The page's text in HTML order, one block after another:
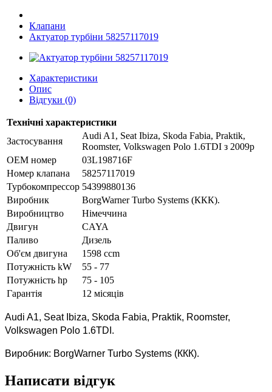
Клапани
Актуатор турбіни 58257117019
Характеристики
Опис
Відгуки (0)
Технічні характеристики
Застосування
Audi A1, Seat Ibiza, Skoda Fabia, Praktik,
Roomster, Volkswagen Polo 1.6TDI з 2009р
OEM номер
03L198716F
Номер клапана
58257117019
Турбокомпрессор 54399880136
Виробник
BorgWarner Turbo Systems (ККК).
Виробництво
Німеччина
Двигун
CAYA
Паливо
Дизель
Об'єм двигуна
1598 ccm
Потужність kW
55 - 77
Потужність hp
75 - 105
Гарантія
12 місяців
Audi A1, Seat Ibiza, Skoda Fabia, Praktik, Roomster,
Volkswagen Polo 1.6TDI.
Виробник: BorgWarner Turbo Systems (ККК).
Написати відгук